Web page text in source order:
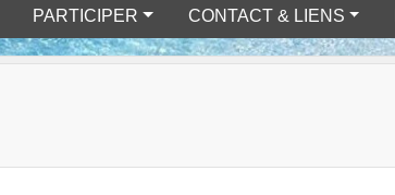
PARTICIPER CONTACT & LIENS